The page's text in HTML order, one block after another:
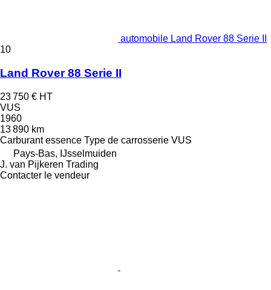
automobile Land Rover 88 Serie II
10
Land Rover 88 Serie II
23 750 € HT
VUS
1960
13 890 km
Carburant essence Type de carrosserie VUS
Pays-Bas, IJsselmuiden
J. van Pijkeren Trading
Contacter le vendeur